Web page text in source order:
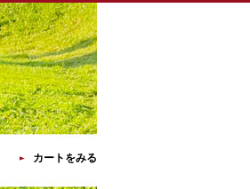
カートをみる